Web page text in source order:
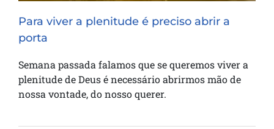
Para viver a plenitude é preciso abrir a
porta
Semana passada falamos que se queremos viver a
plenitude de Deus é necessário abrirmos mão de
nossa vontade, do nosso querer.